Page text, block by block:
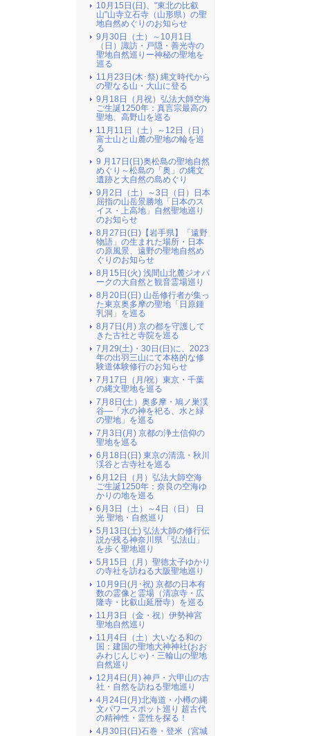
10月15日(日)、"東北の比叡
山"山寺立石寺（山形県）の聖
地自然めぐりのお知らせ
9月30日（土）～10月1日
（日）諏訪・戸隠・善光寺の
聖地自然巡りー神秘の聖地を
巡る
11月23日(木･祭) 縄文時代から
の聖なる山・大山に登る
9月18日（月祝）弘法大師空海
ご生誕1250年：真言宗最高の
聖地、高野山を巡る
11月11日（土）～12日（日）
富士山と山麓の聖地の輪を巡
る
9 月17日(日)奥松島の聖地自然
めぐり～松島の「奥」の縄文
遺跡と大自然の島めぐり
9月2日（土）～3日（日）日本
屈指の山岳景勝地「日本のス
イス・上高地」自然聖地巡り
のお知らせ
8月27日(日)【岩手県】「遠野
物語」の生まれた場所・日本
の原風景、遠野の聖地自然め
ぐりのお知らせ
8月15日(火) 浅間山北麓ジオパ
ークの大自然と観音霊場巡り
8月20日(日) 山岳修行者が集っ
た東京奥多摩の聖地「日原鍾
乳洞」を巡る
8月7日(月) 京の都を守護して
きた古社と寺院を巡る
7月29(土)・30日(日)に、2023
年の出羽三山にて本格的な修
験道体験修行のお知らせ
7月17日（月/祝）東京・千葉
の縄文聖地を巡る
7月8日(土）奥多摩・鳩ノ巣渓
谷―「水の神を祀る、水と緑
の聖地」を巡る
7月3日(月) 京都の浄土信仰の
聖地を巡る
6月18日(日) 東京の清流・秋川
渓谷と古寺社を巡る
6月12日（月）弘法大師空海
ご生誕1250年：奈良の空海ゆ
かりの地を巡る
6月3日（土）～4日（日） 日
光 聖地・自然巡り
5月13日(土) 弘法大師の修行伝
説が残る神奈川県「弘法山」
を歩く聖地巡り
5月15日（月）聖徳太子ゆかり
の寺社を訪ねる大阪聖地巡り
10月9日(月･祝) 京都の日本有
数の霊像と霊場（清凉寺・広
隆寺・比叡山延暦寺）を巡る
11月3日（金・祝）伊勢神宮
聖地自然巡り
11月4日（土）大いなる和の
国：建国の聖地大神神社(おお
みわじんじゃ)・三輪山の聖地
自然巡り
12月4日(月) 神戸・六甲山の古
社・自然を訪ねる聖地巡り
4月24日(月)北海道・小樽の縄
文パワースポット巡り 超古代
の精神性・霊性を探る！
4月30日(日)石巻・登米（宮城